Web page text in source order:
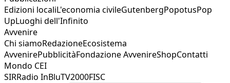
Edizioni localiL'economia civileGutenbergPopotusPop
UpLuoghi dell'Infinito
Avvenire
Chi siamoRedazioneEcosistema
AvvenirePubblicitàFondazione AvvenireShopContatti
Mondo CEI
SIRRadio InBluTV2000FISC